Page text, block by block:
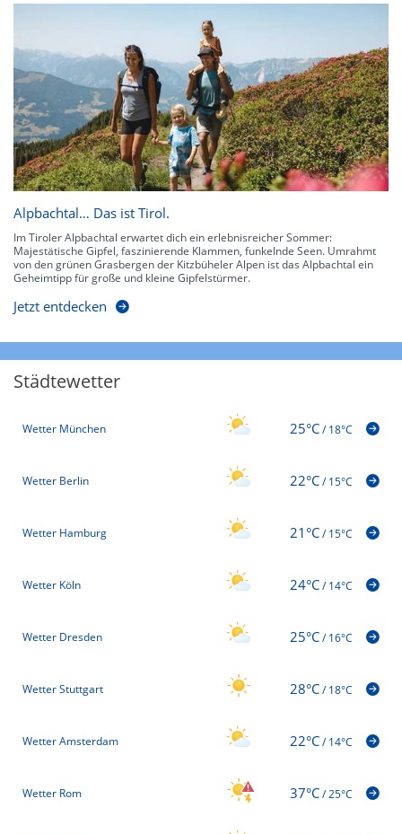
Alpbachtal… Das ist Tirol.
Im Tiroler Alpbachtal erwartet dich ein erlebnisreicher Sommer:
Majestätische Gipfel, faszinierende Klammen, funkelnde Seen. Umrahmt
von den grünen Grasbergen der Kitzbüheler Alpen ist das Alpbachtal ein
Geheimtipp für große und kleine Gipfelstürmer.
Jetzt entdecken
Städtewetter
Wetter München 25°C/18°C
Wetter Berlin 22°C/15°C
Wetter Hamburg 21°C/15°C
Wetter Köln 24°C/14°C
Wetter Dresden 25°C/16°C
Wetter Stuttgart 28°C/18°C
Wetter Amsterdam 22°C/14°C
Wetter Rom 37°C/25°C